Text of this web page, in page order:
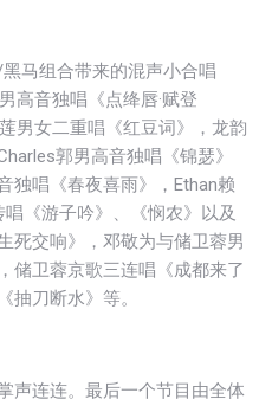
马组合带来的混声小合唱
高音独唱《点绛唇·赋登
男女二重唱《红豆词》，龙韵
郭男高音独唱《锦瑟》
独唱《春夜喜雨》，Ethan赖
《游子吟》、《悯农》以及
死交响》，邓敬为与储卫蓉男
储卫蓉京歌三连唱《成都来了
抽刀断水》等。
声连连。最后一个节目由全体